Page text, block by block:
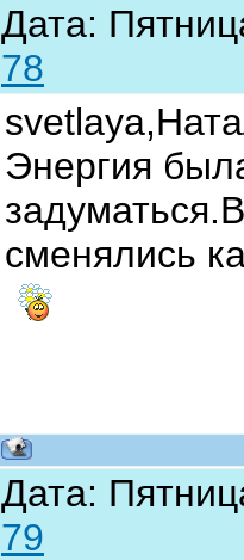
Дата:
78
Энергия
сменялись
Дата:
79